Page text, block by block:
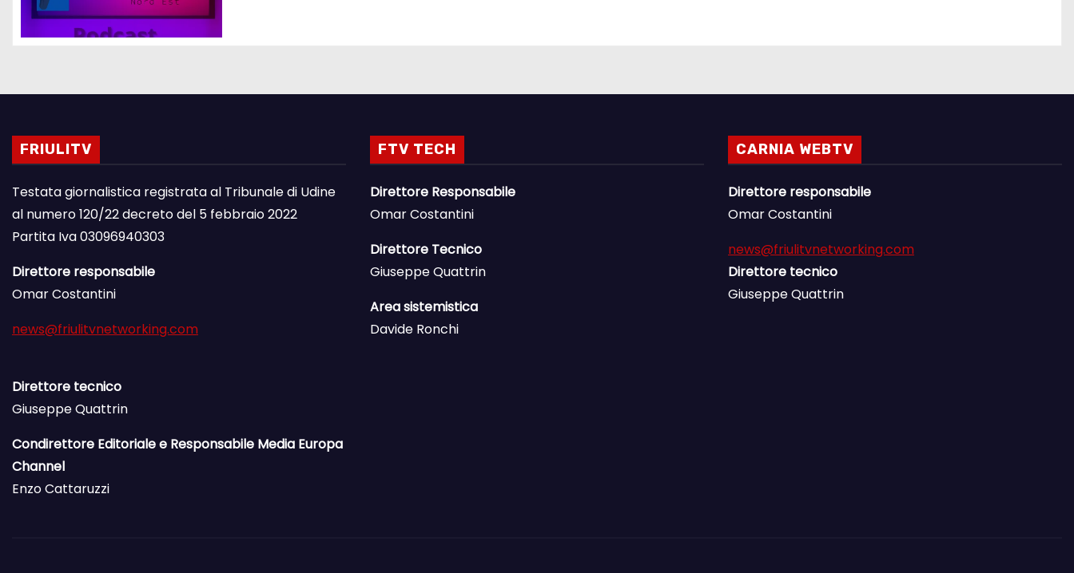
FRIULITV
Testata giornalistica registrata al Tribunale di Udine
al numero 120/22 decreto del 5 febbraio 2022
Partita Iva 03096940303
Direttore responsabile
Omar Costantini
news@friulitvnetworking.com
Direttore tecnico
Giuseppe Quattrin
Condirettore Editoriale e Responsabile Media Europa
Channel
Enzo Cattaruzzi
FTV TECH
Direttore Responsabile
Omar Costantini
Direttore Tecnico
Giuseppe Quattrin
Area sistemistica
Davide Ronchi
CARNIA WEBTV
Direttore responsabile
Omar Costantini
news@friulitvnetworking.com
Direttore tecnico
Giuseppe Quattrin